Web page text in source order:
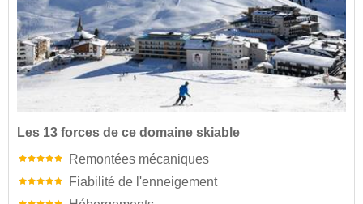
Les 13 forces de ce domaine skiable
Remontées mécaniques
Fiabilité de l'enneigement